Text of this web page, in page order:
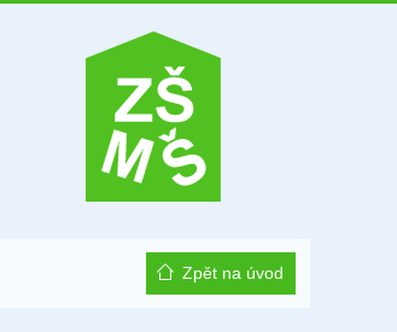
Zpět na úvod